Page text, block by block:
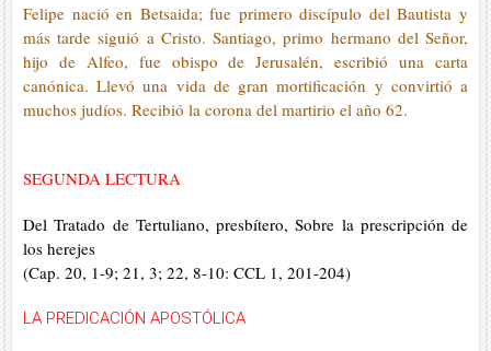
Felipe nació en Betsaida; fue primero discípulo del Bautista y
más tarde siguió a Cristo. Santiago, primo hermano del Señor,
hijo de Alfeo, fue obispo de Jerusalén, escribió una carta
canónica. Llevó una vida de gran mortificación y convirtió a
muchos judíos. Recibió la corona del martirio el año 62.
SEGUNDA LECTURA
Del Tratado de Tertuliano, presbítero, Sobre la prescripción de
los herejes
(Cap. 20, 1-9; 21, 3; 22, 8-10: CCL 1, 201-204)
LA PREDICACIÓN APOSTÓLICA